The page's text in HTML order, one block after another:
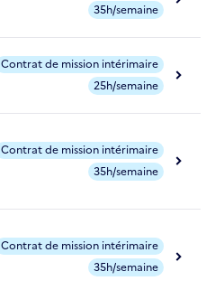
35h/semaine
Contrat de mission intérimaire
25h/semaine
Contrat de mission intérimaire
35h/semaine
Contrat de mission intérimaire
35h/semaine